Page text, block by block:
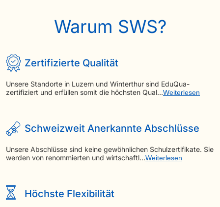
Warum SWS?
Zertifizierte Qualität
Unsere Standorte in Luzern und Winterthur sind EduQua-
zertifiziert und erfüllen somit die höchsten Qual…Weiterlesen
Schweizweit Anerkannte Abschlüsse
Unsere Abschlüsse sind keine gewöhnlichen Schulzertifikate. Sie
werden von renommierten und wirtschaftl…Weiterlesen
Höchste Flexibilität